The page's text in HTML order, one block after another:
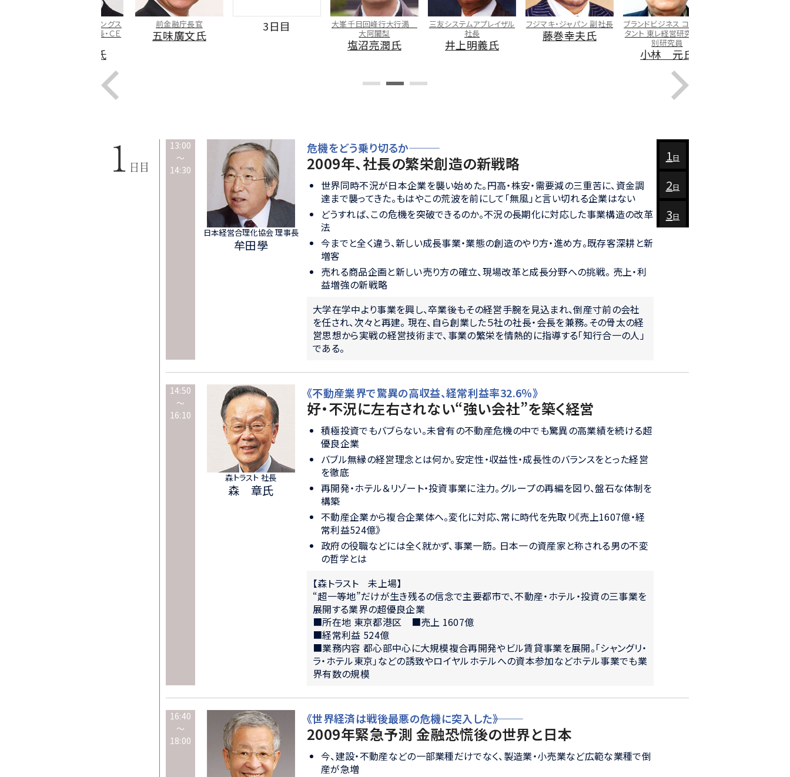
前金融庁長官
五味廣文氏
大峯千日回峰行大行満
大阿闍梨
塩沼亮潤氏
三友システムアプレイザル
井上明義氏
フジマキ・ジャパン 副社長
藤巻幸夫氏
ブランドビジネス コンサル
タント 東レ経営研究所 特
別研究員
小林 元氏
1日
2日
3日
13:00
～
14:30
日本経営合理化協会 理事長
牟田學
危機をどう乗り切るか―――
2009年、社長の繁栄創造の新戦略
世界同時不況が日本企業を襲い始めた。円高・株安・需要減の三重苦に、資金調
達まで襲ってきた。もはやこの荒波を前にして「無風」と言い切れる企業はない
どうすれば、この危機を突破できるのか。不況の長期化に対応した事業構造の改革
法
今までと全く違う、新しい成長事業・業態の創造のやり方・進め方。既存客深耕と新
増客
売れる商品企画と新しい売り方の確立、現場改革と成長分野への挑戦。 売上・利
益増強の新戦略
大学在学中より事業を興し、卒業後もその経営手腕を見込まれ、倒産寸前の会社
を任され、次々と再建。 現在、自ら創業した５社の社長・会長を兼務。その骨太の経
営思想から実戦の経営技術まで、事業の繁栄を情熱的に指導する「知行合一の人」
である。
14:50
～
16:10
森トラスト 社長
森 章氏
《不動産業界で驚異の高収益、経常利益率32.6％》
好・不況に左右されない“強い会社”を築く経営
積極投資でもバブらない。未曾有の不動産危機の中でも驚異の高業績を続ける超
優良企業
バブル無縁の経営理念とは何か。安定性・収益性・成長性のバランスをとった経営
を徹底
再開発・ホテル＆リゾート・投資事業に注力。グループの再編を図り、盤石な体制を
構築
不動産企業から複合企業体へ。変化に対応、常に時代を先取り《売上1607億・経
常利益524億》
政府の役職などには全く就かず、事業一筋。 日本一の資産家と称される男の不変
の哲学とは
【森トラスト 未上場】
“超一等地”だけが生き残るの信念で主要都市で、不動産・ホテル・投資の三事業を
展開する業界の超優良企業
■所在地 東京都港区 ■売上 1607億
■経常利益 524億
■業務内容 都心部中心に大規模複合再開発やビル賃貸事業を展開。「シャングリ・
ラ・ホテル東京」などの誘致やロイヤルホテルへの資本参加などホテル事業でも業
界有数の規模
16:40
～
18:00
《世界経済は戦後最悪の危機に突入した―――》
2009年緊急予測 金融恐慌後の世界と日本
今、建設・不動産などの一部業種だけでなく、製造業・小売業など広範な業種で倒
産が急増